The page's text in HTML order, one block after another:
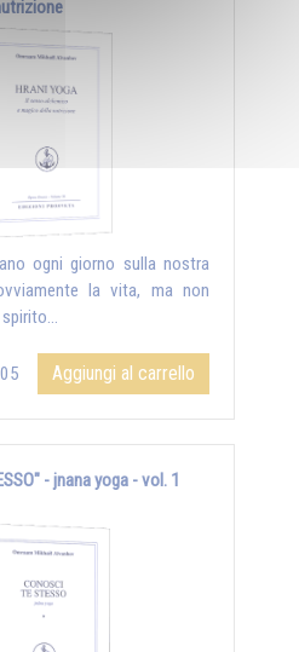
ogni giorno sulla nostra
la vita, ma non
Aggiungi al carrello
- jnana yoga - vol. 1